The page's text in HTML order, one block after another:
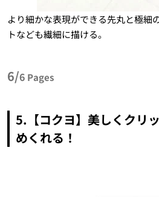
より細かな表現ができる先丸と極細
トなども繊細に描ける。
6/6 Pages
5.【コクヨ】美しくクリ
めくれる！